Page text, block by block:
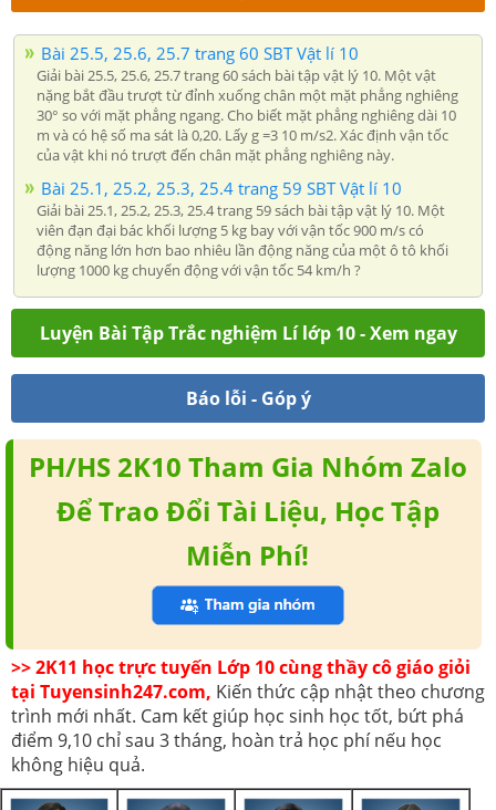
Bài 25.5, 25.6, 25.7 trang 60 SBT Vật lí 10
Giải bài 25.5, 25.6, 25.7 trang 60 sách bài tập vật lý 10. Một vật
nặng bắt đầu trượt từ đỉnh xuống chân một mặt phẳng nghiêng
30° so với mặt phẳng ngang. Cho biết mặt phẳng nghiêng dài 10
m và có hệ số ma sát là 0,20. Lấy g =3 10 m/s2. Xác định vận tốc
của vật khi nó trượt đến chân mặt phẳng nghiêng này.
Bài 25.1, 25.2, 25.3, 25.4 trang 59 SBT Vật lí 10
Giải bài 25.1, 25.2, 25.3, 25.4 trang 59 sách bài tập vật lý 10. Một
viên đạn đại bác khối lượng 5 kg bay với vận tốc 900 m/s có
động năng lớn hơn bao nhiêu lần động năng của một ô tô khối
lượng 1000 kg chuyển động với vận tốc 54 km/h ?
Luyện Bài Tập Trắc nghiệm Lí lớp 10 - Xem ngay
Báo lỗi - Góp ý
PH/HS 2K10 Tham Gia Nhóm Zalo
Để Trao Đổi Tài Liệu, Học Tập
Miễn Phí!
>> 2K11 học trực tuyến Lớp 10 cùng thầy cô giáo giỏi
tại Tuyensinh247.com, Kiến thức cập nhật theo chương
trình mới nhất. Cam kết giúp học sinh học tốt, bứt phá
điểm 9,10 chỉ sau 3 tháng, hoàn trả học phí nếu học
không hiệu quả.